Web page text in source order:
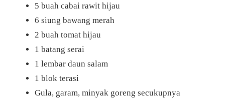
5 buah cabai rawit hijau
6 siung bawang merah
2 buah tomat hijau
1 batang serai
1 lembar daun salam
1 blok terasi
Gula, garam, minyak goreng secukupnya